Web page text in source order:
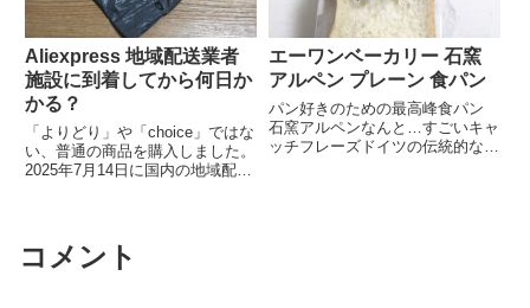
Aliexpress 地域配送業者
施設に到着してから何日か
かる？
「よりどり」や「choice」ではな
い、普通の商品を購入しました。
2025年7月14日に国内の地域配送
着でした。地域配送業者施設に届
いてから、ヤマト...
エーワンベーカリー 石窯
アルペン プレーン 食パン
パン好きのための最高峰食パン
石窯アルペンなんと…すごいキャ
ッチフレーズドイツの伝統的な製
コメント